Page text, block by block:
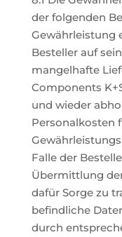
der folgenden
Gewährleistung
Besteller auf
mangelhafte
Components
und wieder
Personalkosten
Falle der
Übermittlung
dafür Sorge zu
befindliche
durch